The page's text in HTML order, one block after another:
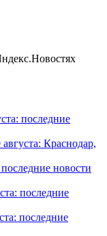
последние
Краснодар,
новости
последние
последние